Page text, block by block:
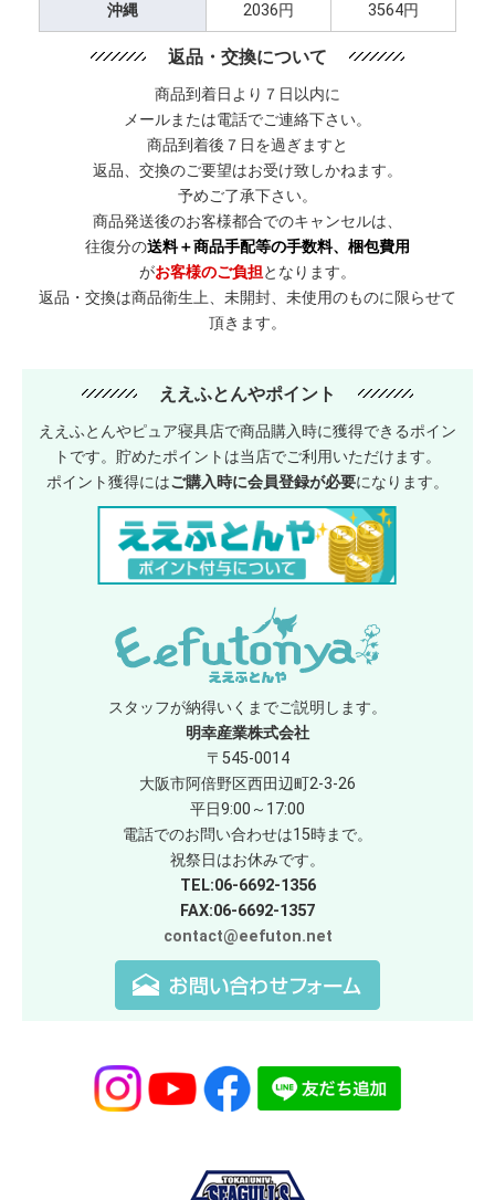
沖縄 2036円 3564円
返品・交換について
商品到着日より７日以内に
メールまたは電話でご連絡下さい。
商品到着後７日を過ぎますと
返品、交換のご要望はお受け致しかねます。
予めご了承下さい。
商品発送後のお客様都合でのキャンセルは、
往復分の送料＋商品手配等の手数料、梱包費用
がお客様のご負担となります。
返品・交換は商品衛生上、未開封、未使用のものに限らせて
頂きます。
ええふとんやポイント
ええふとんやピュア寝具店で商品購入時に獲得できるポイン
トです。貯めたポイントは当店でご利用いただけます。
ポイント獲得にはご購入時に会員登録が必要になります。
スタッフが納得いくまでご説明します。
明幸産業株式会社
〒545-0014
大阪市阿倍野区西田辺町2-3-26
平日9:00～17:00
電話でのお問い合わせは15時まで。
祝祭日はお休みです。
TEL:06-6692-1356
FAX:06-6692-1357
contact@eefuton.net